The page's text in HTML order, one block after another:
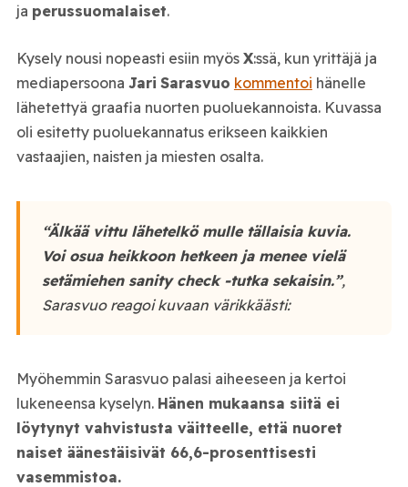
ja perussuomalaiset.
Kysely nousi nopeasti esiin myös X:ssä, kun yrittäjä ja
mediapersoona Jari Sarasvuo kommentoi hänelle
lähetettyä graafia nuorten puoluekannoista. Kuvassa
oli esitetty puoluekannatus erikseen kaikkien
vastaajien, naisten ja miesten osalta.
“Älkää vittu lähetelkö mulle tällaisia kuvia.
Voi osua heikkoon hetkeen ja menee vielä
setämiehen sanity check -tutka sekaisin.”,
Sarasvuo reagoi kuvaan värikkäästi:
Myöhemmin Sarasvuo palasi aiheeseen ja kertoi
lukeneensa kyselyn. Hänen mukaansa siitä ei
löytynyt vahvistusta väitteelle, että nuoret
naiset äänestäisivät 66,6-prosenttisesti
vasemmistoa.